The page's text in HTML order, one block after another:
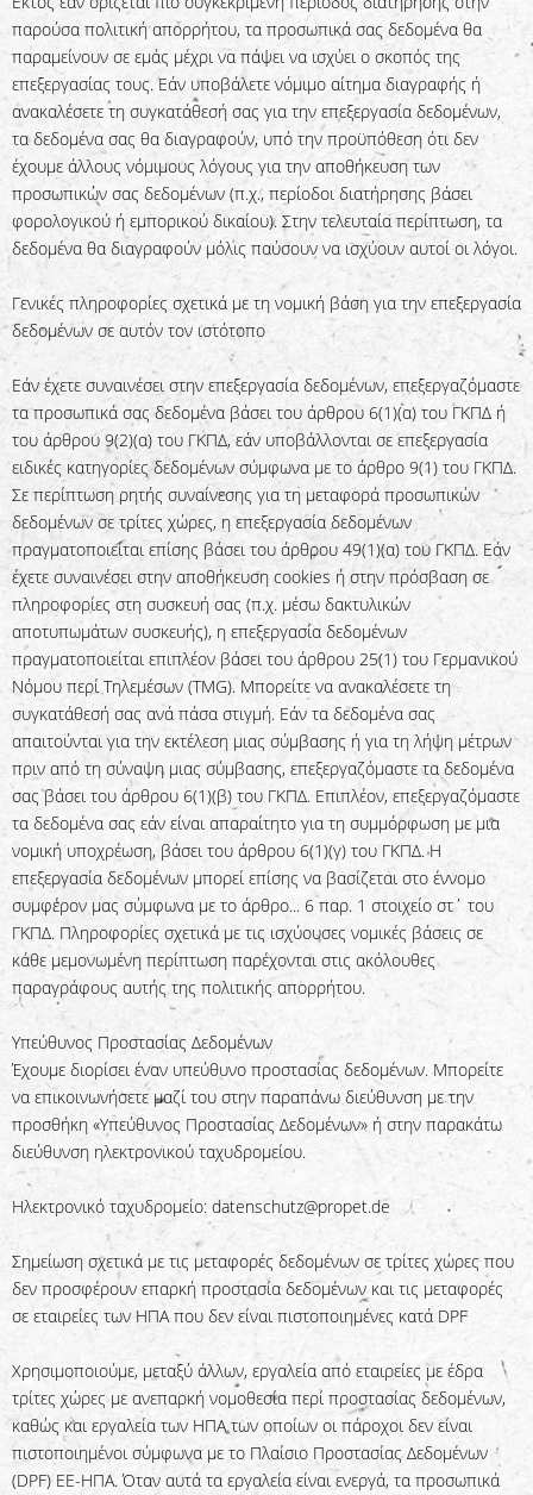
παρούσα πολιτική απορρήτου, τα προσωπικά σας δεδομένα θα
παραμείνουν σε εμάς μέχρι να πάψει να ισχύει ο σκοπός της
επεξεργασίας τους. Εάν υποβάλετε νόμιμο αίτημα διαγραφής ή
ανακαλέσετε τη συγκατάθεσή σας για την επεξεργασία δεδομένων,
τα δεδομένα σας θα διαγραφούν, υπό την προϋπόθεση ότι δεν
έχουμε άλλους νόμιμους λόγους για την αποθήκευση των
προσωπικών σας δεδομένων (π.χ., περίοδοι διατήρησης βάσει
φορολογικού ή εμπορικού δικαίου). Στην τελευταία περίπτωση, τα
δεδομένα θα διαγραφούν μόλις παύσουν να ισχύουν αυτοί οι λόγοι.
Γενικές πληροφορίες σχετικά με τη νομική βάση για την επεξεργασία
δεδομένων σε αυτόν τον ιστότοπο
Εάν έχετε συναινέσει στην επεξεργασία δεδομένων, επεξεργαζόμαστε
τα προσωπικά σας δεδομένα βάσει του άρθρου 6(1)(α) του ΓΚΠΔ ή
του άρθρου 9(2)(α) του ΓΚΠΔ, εάν υποβάλλονται σε επεξεργασία
ειδικές κατηγορίες δεδομένων σύμφωνα με το άρθρο 9(1) του ΓΚΠΔ.
Σε περίπτωση ρητής συναίνεσης για τη μεταφορά προσωπικών
δεδομένων σε τρίτες χώρες, η επεξεργασία δεδομένων
πραγματοποιείται επίσης βάσει του άρθρου 49(1)(α) του ΓΚΠΔ. Εάν
έχετε συναινέσει στην αποθήκευση cookies ή στην πρόσβαση σε
πληροφορίες στη συσκευή σας (π.χ. μέσω δακτυλικών
αποτυπωμάτων συσκευής), η επεξεργασία δεδομένων
πραγματοποιείται επιπλέον βάσει του άρθρου 25(1) του Γερμανικού
Νόμου περί Τηλεμέσων (TMG). Μπορείτε να ανακαλέσετε τη
συγκατάθεσή σας ανά πάσα στιγμή. Εάν τα δεδομένα σας
απαιτούνται για την εκτέλεση μιας σύμβασης ή για τη λήψη μέτρων
πριν από τη σύναψη μιας σύμβασης, επεξεργαζόμαστε τα δεδομένα
σας βάσει του άρθρου 6(1)(β) του ΓΚΠΔ. Επιπλέον, επεξεργαζόμαστε
τα δεδομένα σας εάν είναι απαραίτητο για τη συμμόρφωση με μια
νομική υποχρέωση, βάσει του άρθρου 6(1)(γ) του ΓΚΠΔ. Η
επεξεργασία δεδομένων μπορεί επίσης να βασίζεται στο έννομο
συμφέρον μας σύμφωνα με το άρθρο... 6 παρ. 1 στοιχείο στ΄ του
ΓΚΠΔ. Πληροφορίες σχετικά με τις ισχύουσες νομικές βάσεις σε
κάθε μεμονωμένη περίπτωση παρέχονται στις ακόλουθες
παραγράφους αυτής της πολιτικής απορρήτου.
Υπεύθυνος Προστασίας Δεδομένων
Έχουμε διορίσει έναν υπεύθυνο προστασίας δεδομένων. Μπορείτε
να επικοινωνήσετε μαζί του στην παραπάνω διεύθυνση με την
προσθήκη «Υπεύθυνος Προστασίας Δεδομένων» ή στην παρακάτω
διεύθυνση ηλεκτρονικού ταχυδρομείου.
Ηλεκτρονικό ταχυδρομείο: datenschutz@propet.de
Σημείωση σχετικά με τις μεταφορές δεδομένων σε τρίτες χώρες που
δεν προσφέρουν επαρκή προστασία δεδομένων και τις μεταφορές
σε εταιρείες των ΗΠΑ που δεν είναι πιστοποιημένες κατά DPF
Χρησιμοποιούμε, μεταξύ άλλων, εργαλεία από εταιρείες με έδρα
τρίτες χώρες με ανεπαρκή νομοθεσία περί προστασίας δεδομένων,
καθώς και εργαλεία των ΗΠΑ των οποίων οι πάροχοι δεν είναι
πιστοποιημένοι σύμφωνα με το Πλαίσιο Προστασίας Δεδομένων
(DPF) ΕΕ-ΗΠΑ. Όταν αυτά τα εργαλεία είναι ενεργά, τα προσωπικά